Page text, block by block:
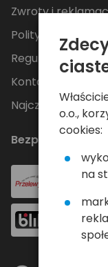
Zwroty i
Polityka
Regulamin
Kontakt
Najczęściej
Bezpieczne
o.o.,
cookies:
na